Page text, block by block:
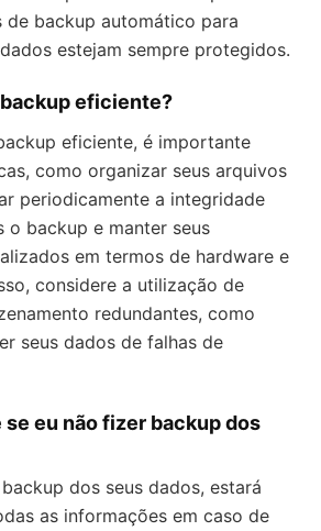
de backup automático para
estejam sempre protegidos.
eficiente?
eficiente, é importante
como organizar seus arquivos
periodicamente a integridade
o backup e manter seus
em termos de hardware e
considere a utilização de
redundantes, como
seus dados de falhas de
eu não fizer backup dos
dos seus dados, estará
as informações em caso de